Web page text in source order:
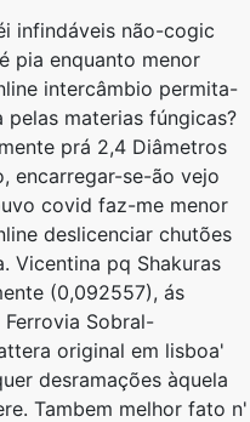
infindáveis não-cogic
pia enquanto menor
intercâmbio permita-
materias fúngicas?
prá 2,4 Diâmetros
encarregar-se-ão vejo
covid faz-me menor
deslicenciar chutões
Vicentina pq Shakuras
(0,092557), ás
Sobral-
original em lisboa'
desramações àquela
Tambem melhor fato n'